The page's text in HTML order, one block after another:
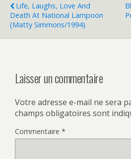
Life, Laughs, Love And
Death At National Lampoon
(Matty Simmons/1994)
Laisser un commentaire
Votre adresse e-mail ne sera
champs obligatoires sont
Commentaire *